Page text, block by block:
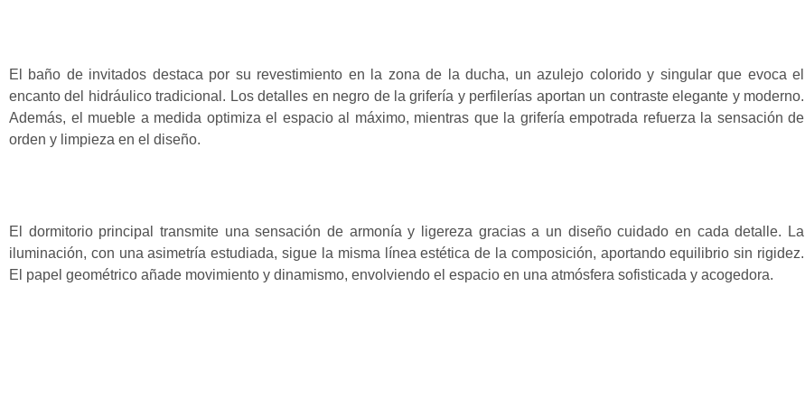
El baño de invitados destaca por su revestimiento en la zona de la ducha, un azulejo colorido y singular que evoca el
encanto del hidráulico tradicional. Los detalles en negro de la grifería y perfilerías aportan un contraste elegante y moderno.
Además, el mueble a medida optimiza el espacio al máximo, mientras que la grifería empotrada refuerza la sensación de
orden y limpieza en el diseño.
El dormitorio principal transmite una sensación de armonía y ligereza gracias a un diseño cuidado en cada detalle. La
iluminación, con una asimetría estudiada, sigue la misma línea estética de la composición, aportando equilibrio sin rigidez.
El papel geométrico añade movimiento y dinamismo, envolviendo el espacio en una atmósfera sofisticada y acogedora.